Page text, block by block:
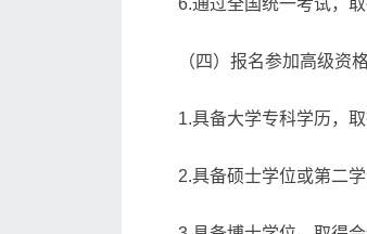
6.通过全国统一考试，
（四）报名参加高级资
1.具备大学专科学历，
2.具备硕士学位或第二